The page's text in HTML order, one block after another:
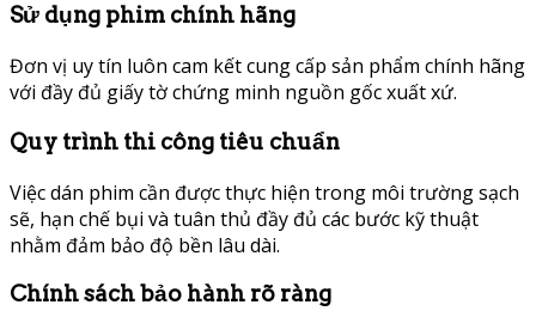
Sử dụng phim chính hãng
Đơn vị uy tín luôn cam kết cung cấp sản phẩm chính hãng
với đầy đủ giấy tờ chứng minh nguồn gốc xuất xứ.
Quy trình thi công tiêu chuẩn
Việc dán phim cần được thực hiện trong môi trường sạch
sẽ, hạn chế bụi và tuân thủ đầy đủ các bước kỹ thuật
nhằm đảm bảo độ bền lâu dài.
Chính sách bảo hành rõ ràng